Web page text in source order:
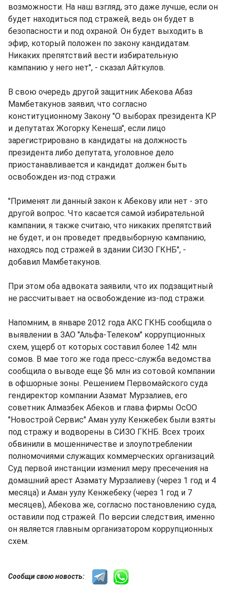
возможности. На наш взгляд, это даже лучше, если он
будет находиться под стражей, ведь он будет в
безопасности и под охраной. Он будет выходить в
эфир, который положен по закону кандидатам.
Никаких препятствий вести избирательную
кампанию у него нет", - сказал Айткулов.
В свою очередь другой защитник Абекова Абаз
Мамбетакунов заявил, что согласно
конституционному Закону "О выборах президента КР
и депутатах Жогорку Кенеша", если лицо
зарегистрировано в кандидаты на должность
президента либо депутата, уголовное дело
приостанавливается и кандидат должен быть
освобожден из-под стражи.
"Применят ли данный закон к Абекову или нет - это
другой вопрос. Что касается самой избирательной
кампании, я также считаю, что никаких препятствий
не будет, и он проведет предвыборную кампанию,
находясь под стражей в здании СИЗО ГКНБ", -
добавил Мамбетакунов.
При этом оба адвоката заявили, что их подзащитный
не рассчитывает на освобождение из-под стражи.
Напомним, в январе 2012 года АКС ГКНБ сообщила о
выявлении в ЗАО "Альфа-Телеком" коррупционных
схем, ущерб от которых составил более 142 млн
сомов. В мае того же года пресс-служба ведомства
сообщила о выводе еще $6 млн из сотовой компании
в офшорные зоны. Решением Первомайского суда
гендиректор компании Азамат Мурзалиев, его
советник Алмазбек Абеков и глава фирмы ОсОО
"Новострой Сервис" Аман уулу Кенжебек были взяты
под стражу и водворены в СИЗО ГКНБ. Всех троих
обвинили в мошенничестве и злоупотреблении
полномочиями служащих коммерческих организаций.
Суд первой инстанции изменил меру пресечения на
домашний арест Азамату Мурзалиеву (через 1 год и 4
месяца) и Аман уулу Кенжебеку (через 1 год и 7
месяцев), Абекова же, согласно постановлению суда,
оставили под стражей. По версии следствия, именно
он является главным организатором коррупционных
схем.
Сообщи свою новость: